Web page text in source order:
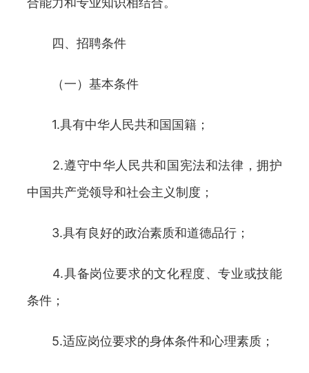
四、招聘条件
（一）基本条件
1.具有中华人民共和国国籍；
2.遵守中华人民共和国宪法和法律，拥护
中国共产党领导和社会主义制度；
3.具有良好的政治素质和道德品行；
4.具备岗位要求的文化程度、专业或技能
条件；
5.适应岗位要求的身体条件和心理素质；